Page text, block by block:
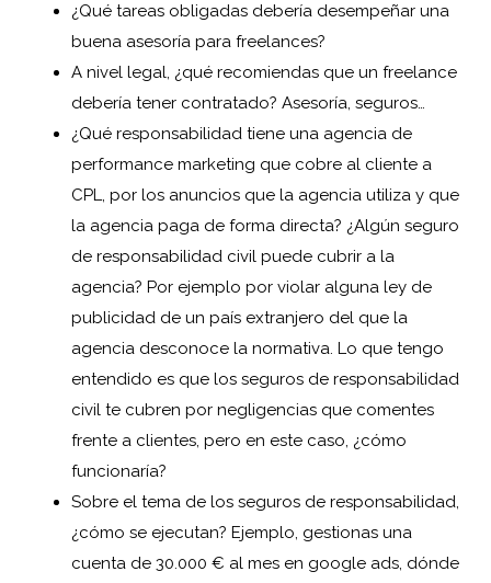
¿Qué tareas obligadas debería desempeñar una
buena asesoría para freelances?
A nivel legal, ¿qué recomiendas que un freelance
debería tener contratado? Asesoría, seguros…
¿Qué responsabilidad tiene una agencia de
performance marketing que cobre al cliente a
CPL, por los anuncios que la agencia utiliza y que
la agencia paga de forma directa? ¿Algún seguro
de responsabilidad civil puede cubrir a la
agencia? Por ejemplo por violar alguna ley de
publicidad de un país extranjero del que la
agencia desconoce la normativa. Lo que tengo
entendido es que los seguros de responsabilidad
civil te cubren por negligencias que comentes
frente a clientes, pero en este caso, ¿cómo
funcionaría?
Sobre el tema de los seguros de responsabilidad,
¿cómo se ejecutan? Ejemplo, gestionas una
cuenta de 30.000 € al mes en google ads, dónde